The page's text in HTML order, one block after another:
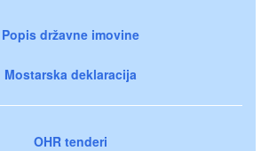
Popis državne imovine
Mostarska deklaracija
OHR tenderi